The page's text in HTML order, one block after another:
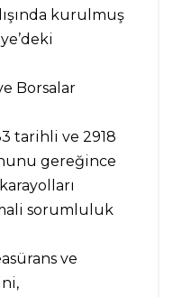
kurulmuş
Borsalar
tarihli ve 2918
gereğince
sorumluluk
ve